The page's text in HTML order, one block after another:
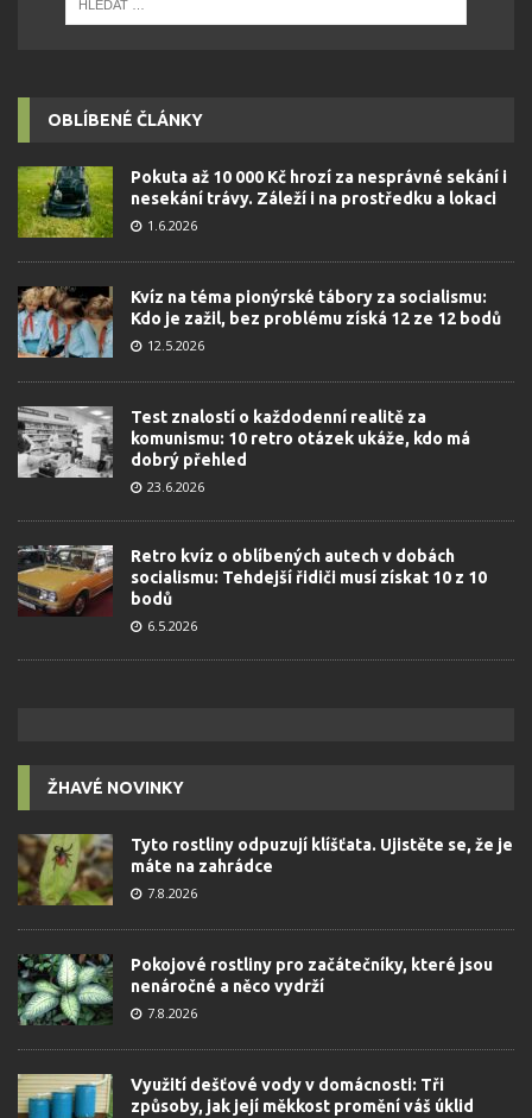
OBLÍBENÉ ČLÁNKY
Pokuta až 10 000 Kč hrozí za nesprávné sekání i
nesekání trávy. Záleží i na prostředku a lokaci
1.6.2026
Kvíz na téma pionýrské tábory za socialismu:
Kdo je zažil, bez problému získá 12 ze 12 bodů
12.5.2026
Test znalostí o každodenní realitě za
komunismu: 10 retro otázek ukáže, kdo má
dobrý přehled
23.6.2026
Retro kvíz o oblíbených autech v dobách
socialismu: Tehdejší řidiči musí získat 10 z 10
bodů
6.5.2026
ŽHAVÉ NOVINKY
Tyto rostliny odpuzují klíšťata. Ujistěte se, že je
máte na zahrádce
7.8.2026
Pokojové rostliny pro začátečníky, které jsou
nenáročné a něco vydrží
7.8.2026
Využití dešťové vody v domácnosti: Tři
způsoby, jak její měkkost promění váš úklid